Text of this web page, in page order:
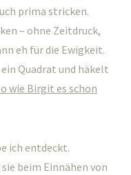
prima stricken.
– ohne Zeitdruck,
eh für die Ewigkeit.
Quadrat und häkelt
wie Birgit es schon
ich entdeckt.
beim Einnähen von